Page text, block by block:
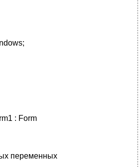
: Form
переменных